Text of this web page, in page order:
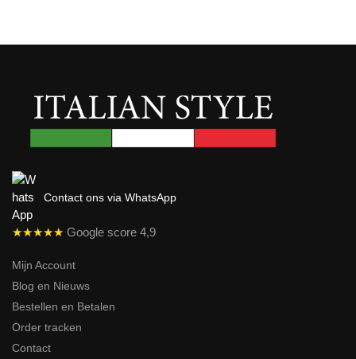
Contact ons via WhatsApp
★★★★★ Google score 4,9
Mijn Account
Blog en Nieuws
Bestellen en Betalen
Order tracken
Contact